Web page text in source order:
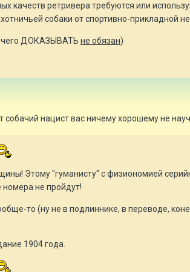
качеств ретривера требуются или
собаки от спортивно-прикладной
ДОКАЗЫВАТЬ не обязан)
нацист вас ничему хорошему не
Этому "гуманисту" с физиономией
не пройдут!
то (ну не в подлиннике, в переводе,
1904 года.